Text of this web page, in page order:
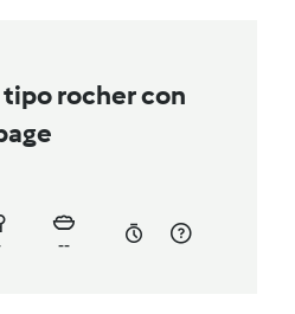
rocher con
--